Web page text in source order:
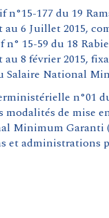
n°15-177 du 19
au 6 Juillet 2015,
n° 15-59 du 18
8 février 2015,
Salaire National
n°01
modalités de mise
Minimum Garanti
et administrations